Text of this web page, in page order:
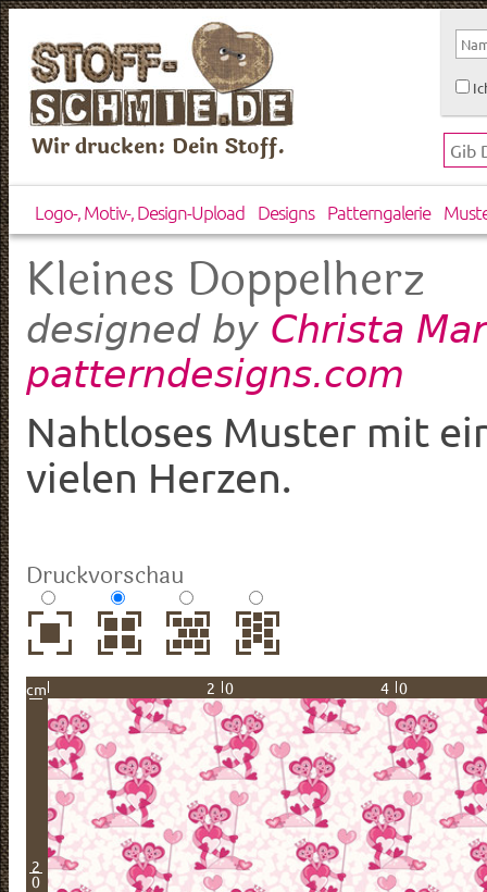
Wir drucken: Dein Stoff.
Logo-, Motiv-, Design-Upload Designs Patterngalerie
Kleines Doppelherz
designed by Christa
patterndesigns.com
Nahtloses Muster mit
vielen Herzen.
Druckvorschau
cm 20 40
2
0